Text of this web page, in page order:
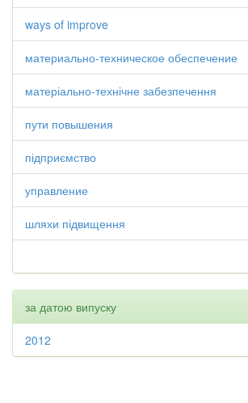
ways of improve
материально-техническое обеспечение
матеріально-технічне забезпечення
пути повышения
підприємство
управление
шляхи підвищення
за датою випуску
2012